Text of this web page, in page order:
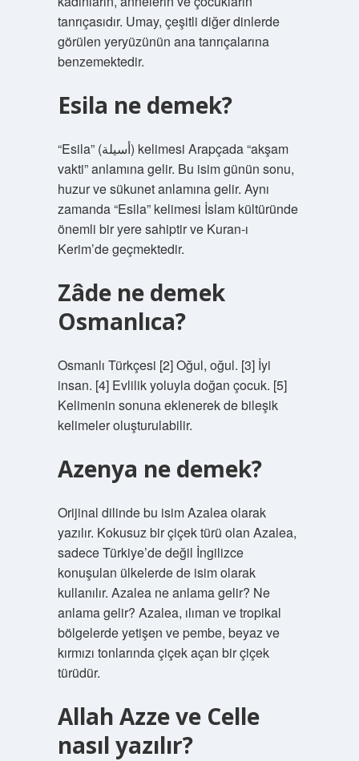
tanrıçasıdır. Umay, çeşitli diğer dinlerde
görülen yeryüzünün ana tanrıçalarına
benzemektedir.
Esila ne demek?
“Esila” (أسيلة) kelimesi Arapçada “akşam
vakti” anlamına gelir. Bu isim günün sonu,
huzur ve sükunet anlamına gelir. Aynı
zamanda “Esila” kelimesi İslam kültüründe
önemli bir yere sahiptir ve Kuran-ı
Kerim’de geçmektedir.
Zâde ne demek
Osmanlıca?
Osmanlı Türkçesi [2] Oğul, oğul. [3] İyi
insan. [4] Evlilik yoluyla doğan çocuk. [5]
Kelimenin sonuna eklenerek de bileşik
kelimeler oluşturulabilir.
Azenya ne demek?
Orijinal dilinde bu isim Azalea olarak
yazılır. Kokusuz bir çiçek türü olan Azalea,
sadece Türkiye’de değil İngilizce
konuşulan ülkelerde de isim olarak
kullanılır. Azalea ne anlama gelir? Ne
anlama gelir? Azalea, ılıman ve tropikal
bölgelerde yetişen ve pembe, beyaz ve
kırmızı tonlarında çiçek açan bir çiçek
türüdür.
Allah Azze ve Celle
nasıl yazılır?